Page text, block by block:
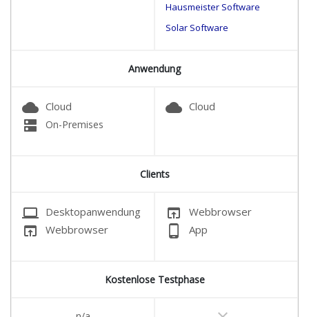
Hausmeister Software
Solar Software
Anwendung
cloud Cloud
dns On-Premises
cloud Cloud
Clients
laptop Desktopanwendung
open_in_browser Webbrowser
open_in_browser Webbrowser
phone_android App
Kostenlose Testphase